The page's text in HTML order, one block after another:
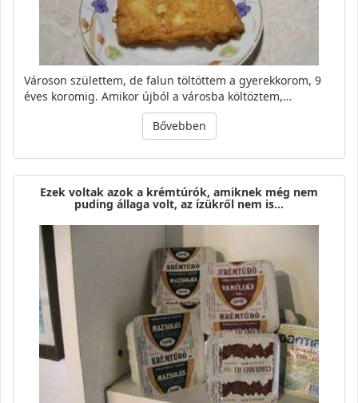
Városon születtem, de falun töltöttem a gyerekkorom, 9
éves koromig. Amikor újból a városba költöztem,…
Bővebben
Ezek voltak azok a krémtúrók, amiknek még nem
puding állaga volt, az ízükről nem is…